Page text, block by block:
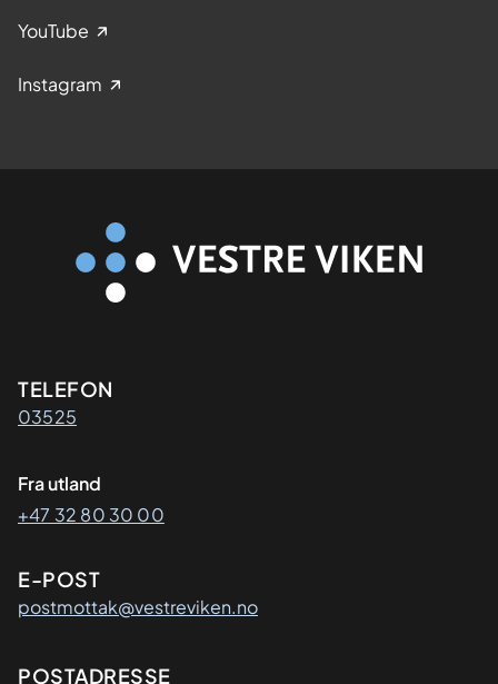
YouTube
Instagram
Kontaktinformasjon
TELEFON
03525
Fra utland
+47 32 80 30 00
E-POST
postmottak@vestreviken.no
POSTADRESSE